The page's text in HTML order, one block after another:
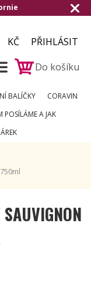
KČ
PŘIHLÁSIT
Do košíku
BALÍČKY
CORAVIN
POSÍLÁME A JAK